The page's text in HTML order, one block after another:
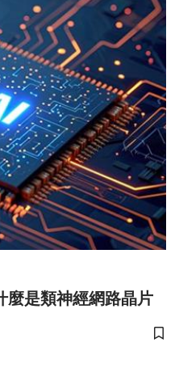
麼是類神經網路晶片
儲